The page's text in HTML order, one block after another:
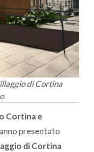
di Cortina
Cortina e
presentato
di Cortina